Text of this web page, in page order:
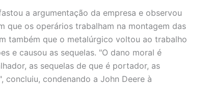
a argumentação da empresa e observou
que os operários trabalham na montagem das
também que o metalúrgico voltou ao trabalho
e causou as sequelas. "O dano moral é
as sequelas de que é portador, as
condenando a John Deere à